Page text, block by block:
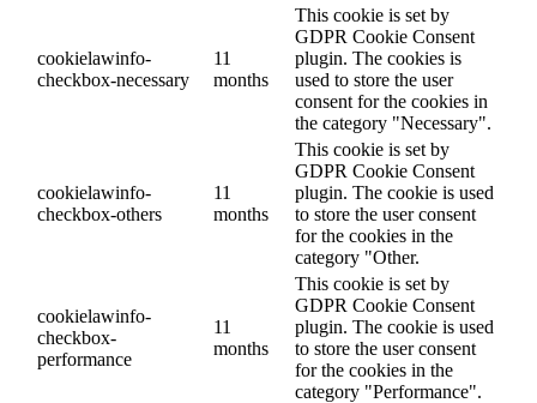
cookielawinfo-
checkbox-necessary
11
months
This cookie is set by
GDPR Cookie Consent
plugin. The cookies is
used to store the user
consent for the cookies in
the category "Necessary".
cookielawinfo-
checkbox-others
11
months
This cookie is set by
GDPR Cookie Consent
plugin. The cookie is used
to store the user consent
for the cookies in the
category "Other.
cookielawinfo-
checkbox-
performance
11
months
This cookie is set by
GDPR Cookie Consent
plugin. The cookie is used
to store the user consent
for the cookies in the
category "Performance".